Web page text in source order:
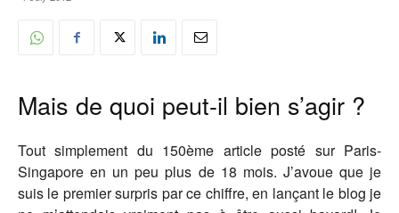
Mais de quoi peut-il bien s’agir ?
Tout simplement du 150ème article posté sur Paris-
Singapore en un peu plus de 18 mois. J’avoue que je
suis le premier surpris par ce chiffre, en lançant le blog je